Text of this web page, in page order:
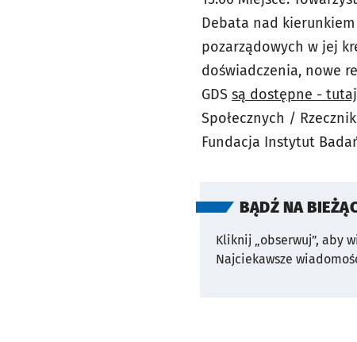
Debata nad
pozarządowych w jej
doświadczenia, nowe
GDS są dostępne - tutaj
Społecznych /
Fundacja Instytut
BĄDŹ NA
Kliknij „obserwuj”, aby
Najciekawsze